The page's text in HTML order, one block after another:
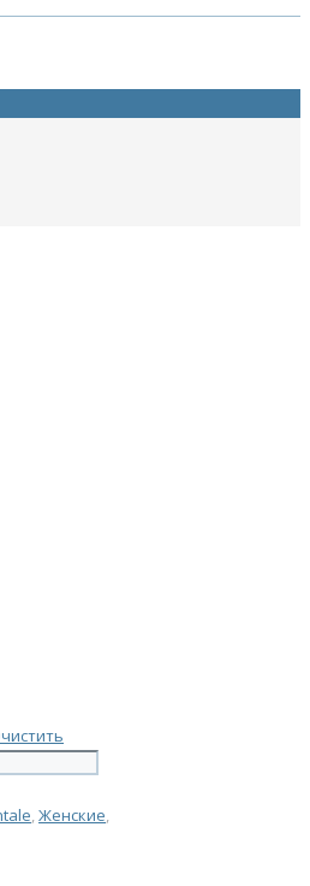
Женские